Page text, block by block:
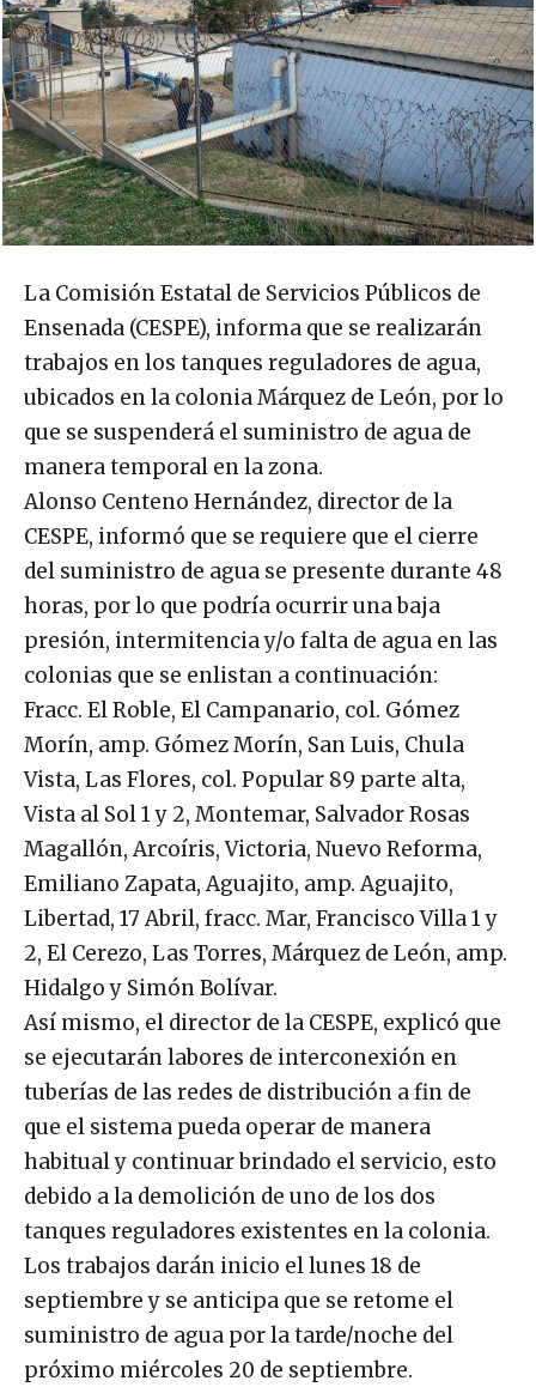
La Comisión Estatal de Servicios Públicos de
Ensenada (CESPE), informa que se realizarán
trabajos en los tanques reguladores de agua,
ubicados en la colonia Márquez de León, por lo
que se suspenderá el suministro de agua de
manera temporal en la zona.
Alonso Centeno Hernández, director de la
CESPE, informó que se requiere que el cierre
del suministro de agua se presente durante 48
horas, por lo que podría ocurrir una baja
presión, intermitencia y/o falta de agua en las
colonias que se enlistan a continuación:
Fracc. El Roble, El Campanario, col. Gómez
Morín, amp. Gómez Morín, San Luis, Chula
Vista, Las Flores, col. Popular 89 parte alta,
Vista al Sol 1 y 2, Montemar, Salvador Rosas
Magallón, Arcoíris, Victoria, Nuevo Reforma,
Emiliano Zapata, Aguajito, amp. Aguajito,
Libertad, 17 Abril, fracc. Mar, Francisco Villa 1 y
2, El Cerezo, Las Torres, Márquez de León, amp.
Hidalgo y Simón Bolívar.
Así mismo, el director de la CESPE, explicó que
se ejecutarán labores de interconexión en
tuberías de las redes de distribución a fin de
que el sistema pueda operar de manera
habitual y continuar brindado el servicio, esto
debido a la demolición de uno de los dos
tanques reguladores existentes en la colonia.
Los trabajos darán inicio el lunes 18 de
septiembre y se anticipa que se retome el
suministro de agua por la tarde/noche del
próximo miércoles 20 de septiembre.